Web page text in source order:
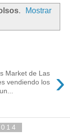
.
Mostrar
›
Market de Las
vendiendo los